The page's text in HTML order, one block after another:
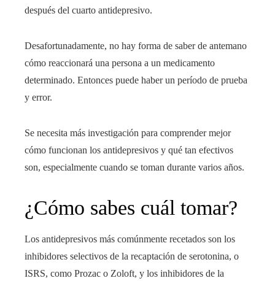
después del cuarto antidepresivo.
Desafortunadamente, no hay forma de saber de antemano
cómo reaccionará una persona a un medicamento
determinado. Entonces puede haber un período de prueba
y error.
Se necesita más investigación para comprender mejor
cómo funcionan los antidepresivos y qué tan efectivos
son, especialmente cuando se toman durante varios años.
¿Cómo sabes cuál tomar?
Los antidepresivos más comúnmente recetados son los
inhibidores selectivos de la recaptación de serotonina, o
ISRS, como Prozac o Zoloft, y los inhibidores de la